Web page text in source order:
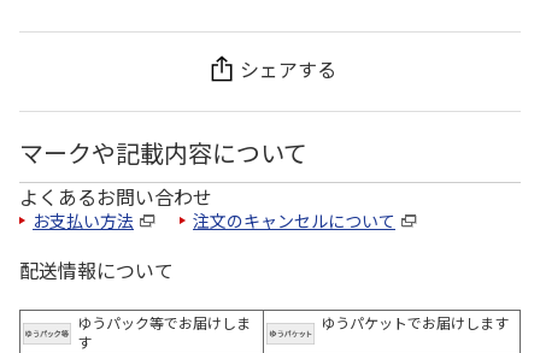
シェアする
マークや記載内容について
よくあるお問い合わせ
お支払い方法 注文のキャンセルについて
配送情報について
ゆうパック等でお届けしま
す
ゆうパケットでお届けします